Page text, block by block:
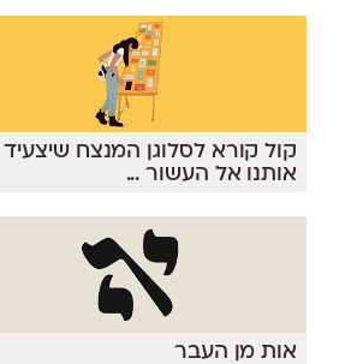
קול קורא לסלוגן המנצח שיצעיד
אותנו אל העשור...
אות מן העבר